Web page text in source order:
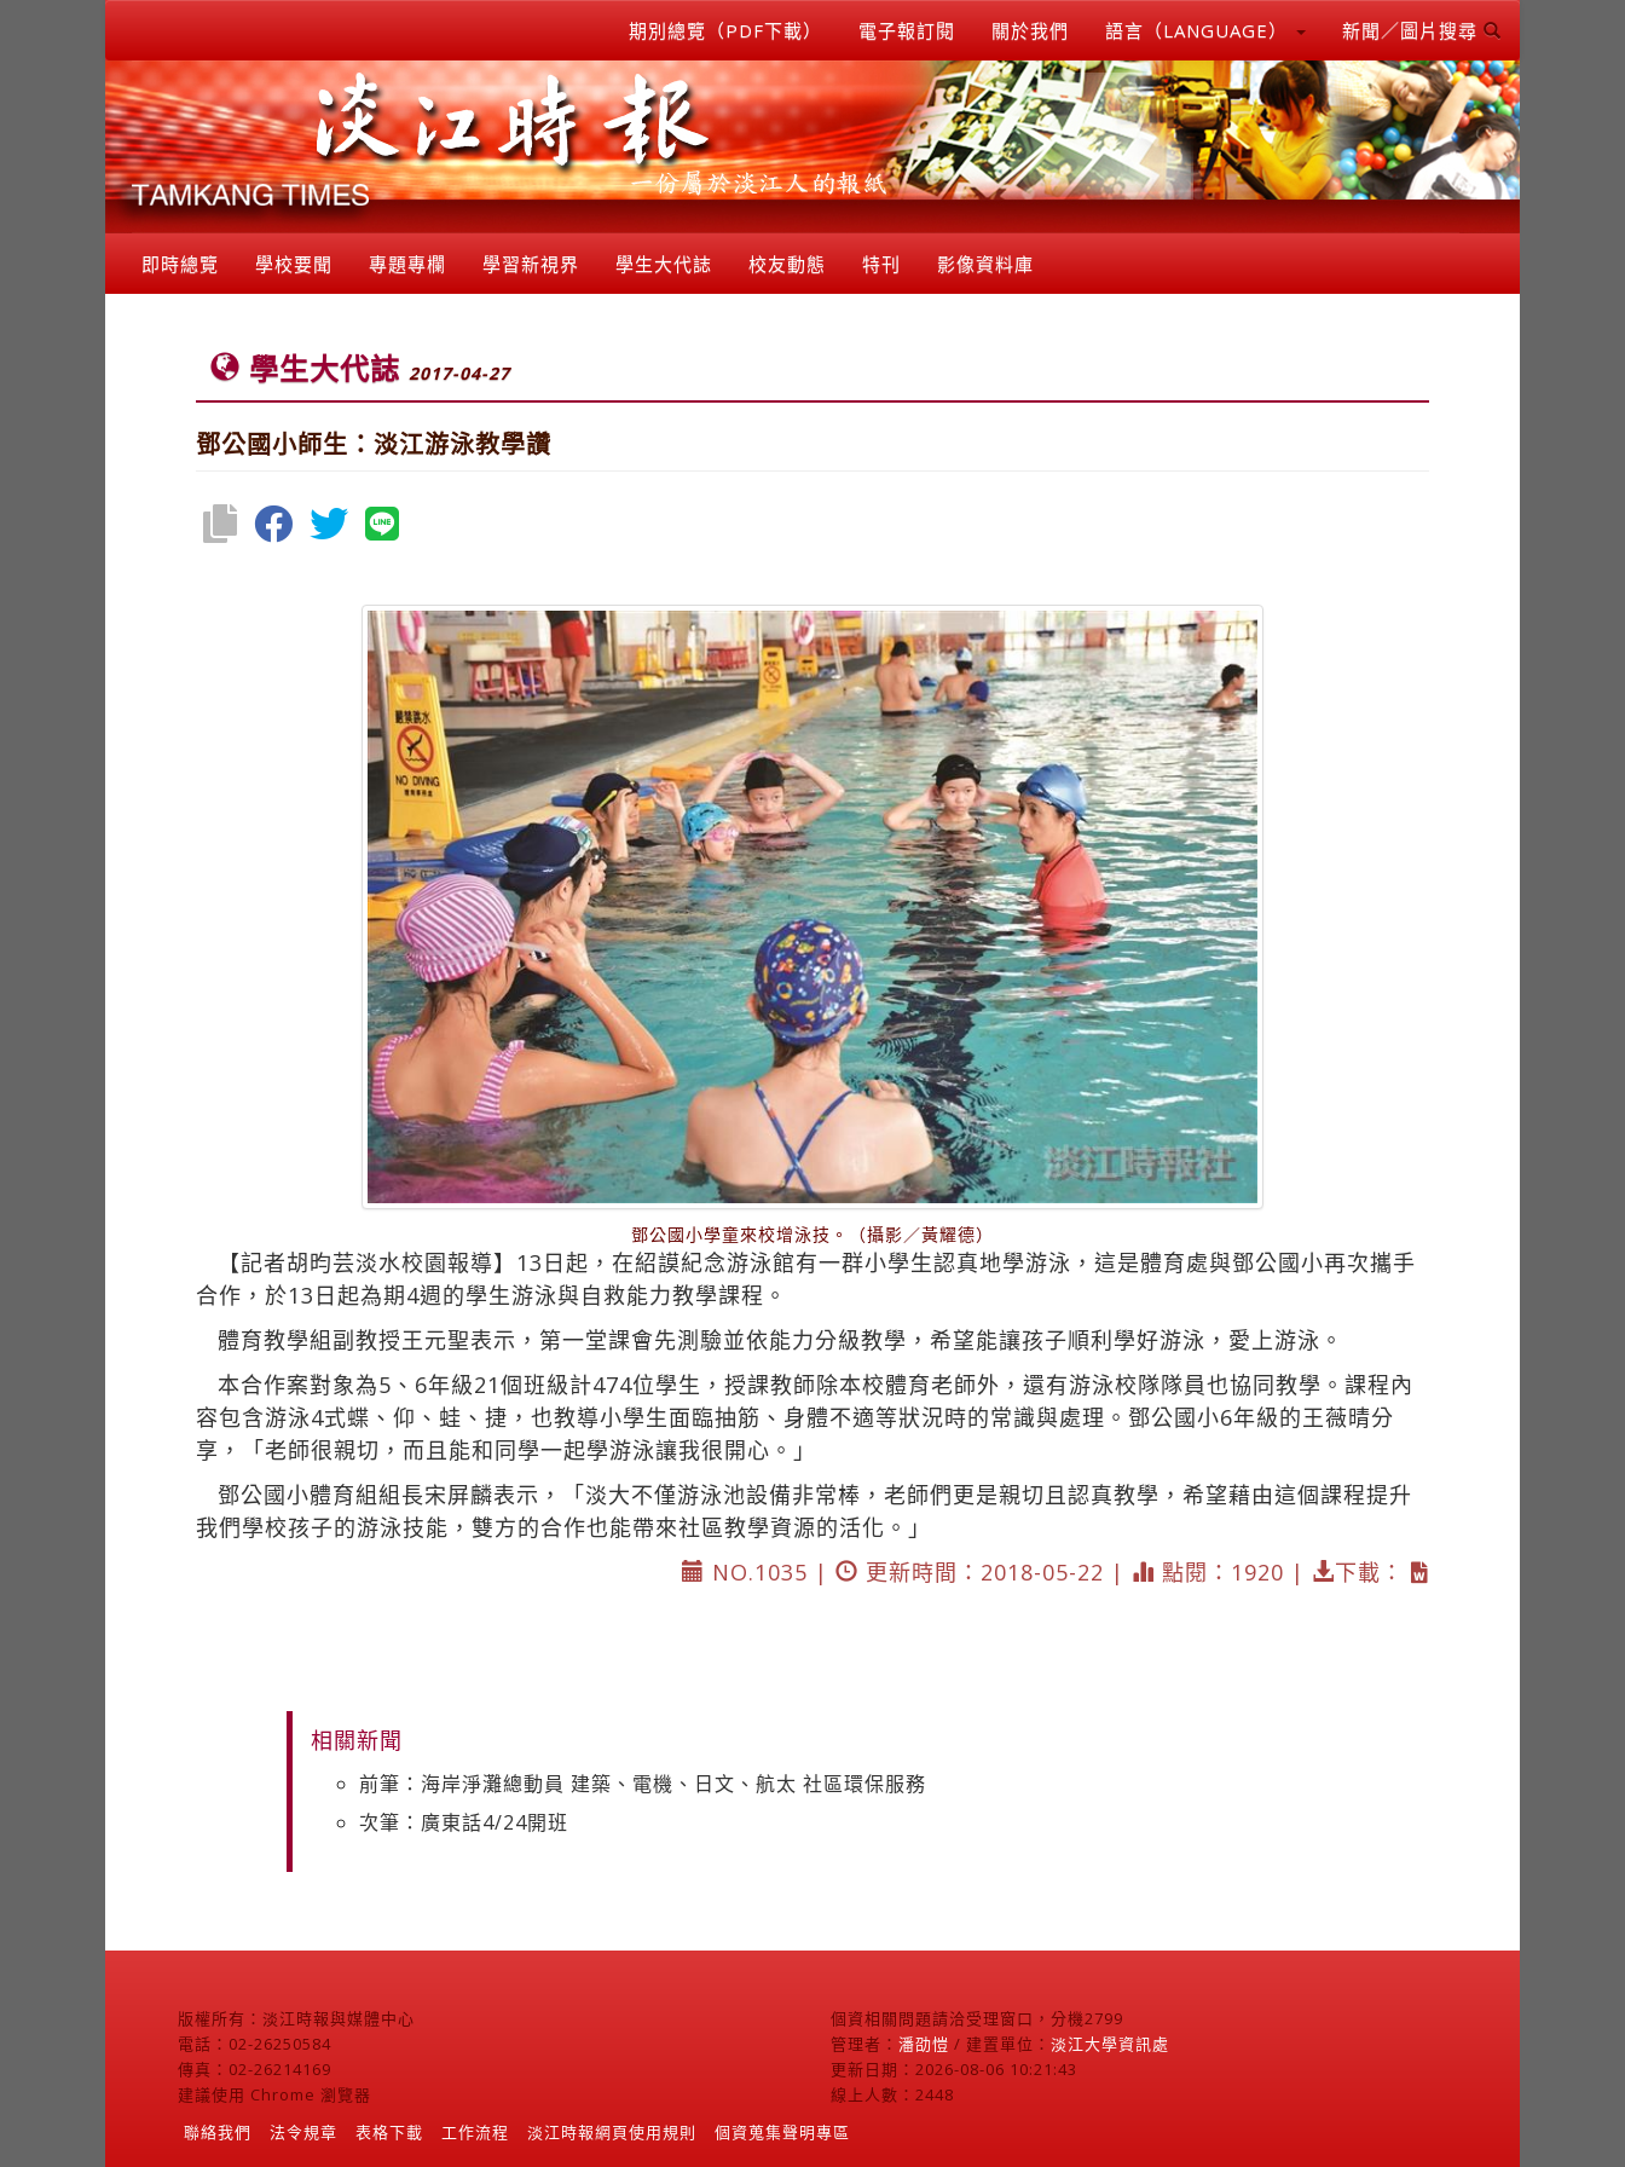
期別總覽（PDF下載） 電子報訂閱 關於我們 語言（LANGUAGE） 新聞／圖片搜尋
即時總覽 學校要聞 專題專欄 學習新視界 學生大代誌 校友動態 特刊 影像資料庫
學生大代誌 2017-04-27
鄧公國小師生：淡江游泳教學讚
鄧公國小學童來校增泳技。（攝影／黃耀德）
【記者胡昀芸淡水校園報導】13日起，在紹謨紀念游泳館有一群小學生認真地學游泳，這是體育處與鄧公國小再次攜手
合作，於13日起為期4週的學生游泳與自救能力教學課程。
體育教學組副教授王元聖表示，第一堂課會先測驗並依能力分級教學，希望能讓孩子順利學好游泳，愛上游泳。
本合作案對象為5、6年級21個班級計474位學生，授課教師除本校體育老師外，還有游泳校隊隊員也協同教學。課程內
容包含游泳4式蝶、仰、蛙、捷，也教導小學生面臨抽筋、身體不適等狀況時的常識與處理。鄧公國小6年級的王薇晴分
享，「老師很親切，而且能和同學一起學游泳讓我很開心。」
鄧公國小體育組組長宋屏麟表示，「淡大不僅游泳池設備非常棒，老師們更是親切且認真教學，希望藉由這個課程提升
我們學校孩子的游泳技能，雙方的合作也能帶來社區教學資源的活化。」
NO.1035 |
更新時間：2018-05-22 | 點閱：1920 | 下載：
相關新聞
前筆：海岸淨灘總動員 建築、電機、日文、航太 社區環保服務
次筆：廣東話4/24開班
版權所有：淡江時報與媒體中心
電話：02-26250584
傳真：02-26214169
建議使用 Chrome 瀏覽器
個資相關問題請洽受理窗口，分機2799
管理者： 潘劭愷 / 建置單位： 淡江大學資訊處
更新日期：2026-08-06 10:21:43
線上人數：2448
聯絡我們
法令規章 表格下載 工作流程 淡江時報網頁使用規則 個資蒐集聲明專區